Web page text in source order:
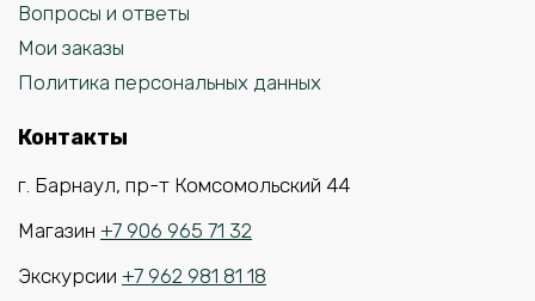
Вопросы и ответы
Мои заказы
Политика персональных данных
Контакты
г. Барнаул, пр-т Комсомольский 44
Магазин +7 906 965 71 32
Экскурсии +7 962 981 81 18